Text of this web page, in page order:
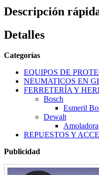
Descripción
Detalles
Categorías
EQUIPOS DE
NEUMATICOS EN
FERRETERÍA Y
Bosch
Esmeril
Dewalt
Amoladora
REPUESTOS Y
Publicidad